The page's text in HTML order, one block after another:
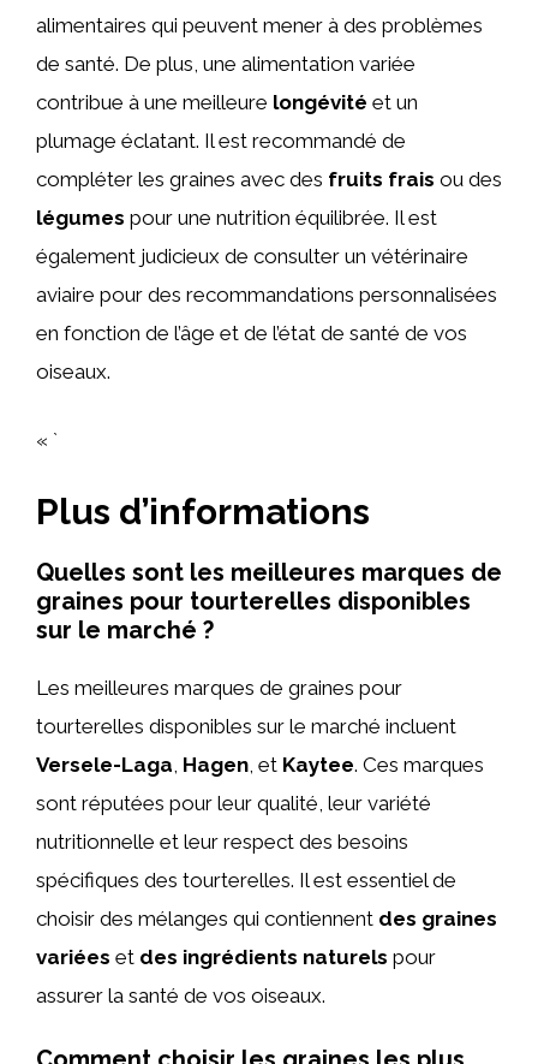
alimentaires qui peuvent mener à des problèmes
de santé. De plus, une alimentation variée
contribue à une meilleure longévité et un
plumage éclatant. Il est recommandé de
compléter les graines avec des fruits frais ou des
légumes pour une nutrition équilibrée. Il est
également judicieux de consulter un vétérinaire
aviaire pour des recommandations personnalisées
en fonction de l’âge et de l’état de santé de vos
oiseaux.
« `
Plus d’informations
Quelles sont les meilleures marques de
graines pour tourterelles disponibles
sur le marché ?
Les meilleures marques de graines pour
tourterelles disponibles sur le marché incluent
Versele-Laga Hagen , et Kaytee. Ces marques
sont réputées pour leur qualité, leur variété
nutritionnelle et leur respect des besoins
spécifiques des tourterelles. Il est essentiel de
choisir des mélanges qui contiennent des graines
variées et des ingrédients naturels pour
assurer la santé de vos oiseaux.